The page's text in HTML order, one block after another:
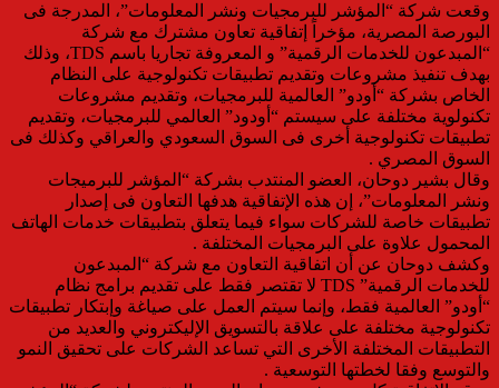
وقعت شركة “المؤشر للبرمجيات ونشر المعلومات”، المدرجة فى
البورصة المصرية، مؤخراً إتفاقية تعاون مشترك مع شركة
“المبدعون للخدمات الرقمية” و المعروفة تجاريا باسم TDS، وذلك
بهدف تنفيذ مشروعات وتقديم تطبيقات تكنولوجية على النظام
الخاص بشركة “أودو” العالمية للبرمجيات، وتقديم مشروعات
تكنولوية مختلفة على سيستم “أودود” العالمي للبرمجيات، وتقديم
تطبيقات تكنولوجية أخرى فى السوق السعودي والعراقي وكذلك فى
السوق المصري .
وقال بشير دوحان، العضو المنتدب بشركة “المؤشر للبرميجات
ونشر المعلومات”، إن هذه الإتفاقية هدفها التعاون فى إصدار
تطبيقات خاصة للشركات سواء فيما يتعلق بتطبيقات خدمات الهاتف
المحمول علاوة على البرمجيات المختلفة .
وكشف دوحان عن أن اتفاقية التعاون مع شركة “المبدعون
للخدمات الرقمية” TDS لا تقتصر فقط على تقديم برامج نظام
“أودو” العالمية فقط، وإنما سيتم العمل على صياغة وإبتكار تطبيقات
تكنولوجية مختلفة على علاقة بالتسويق الإليكتروني والعديد من
التطبيقات المختلفة الأخرى التي تساعد الشركات على تحقيق النمو
والتوسع وفقا لخطتها التوسعية .